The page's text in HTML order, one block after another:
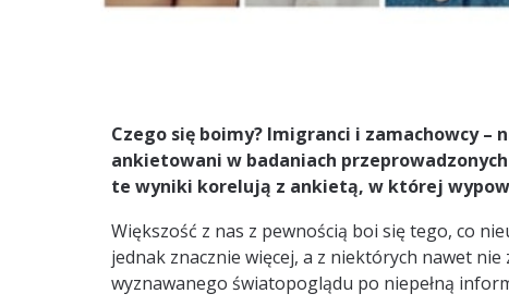
Czego się boimy? Imigranci i zamachowcy
ankietowani w badaniach
te wyniki korelują z ankietą, w której
Większość z nas z pewnością boi się tego, co
jednak znacznie więcej, a z niektórych nawet
wyznawanego światopoglądu po niepełną